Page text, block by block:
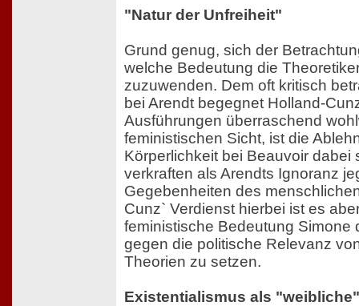
"Natur der Unfreiheit"
Grund genug, sich der
welche Bedeutung die
zuzuwenden. Dem oft kritisch
bei Arendt begegnet Holland-
Ausführungen überraschend
feministischen Sicht, ist die
Körperlichkeit bei Beauvoir dabei
verkraften als Arendts Ignoranz
Gegebenheiten des
Cunz` Verdienst hierbei ist es
feministische Bedeutung Simone
gegen die politische Relevanz
Theorien zu setzen.
Existentialismus als